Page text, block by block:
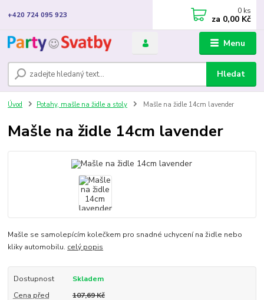
Menu
Hledat
+420 724 095 923 0 ks
za 0,00 Kč
Úvod Potahy, mašle na židle a stoly Mašle na židle 14cm lavender
Mašle na židle 14cm lavender
Mašle se samolepícím kolečkem pro snadné uchycení na židle nebo
kliky automobilu. celý popis
Dostupnost
Skladem
Cena před
107,69 Kč